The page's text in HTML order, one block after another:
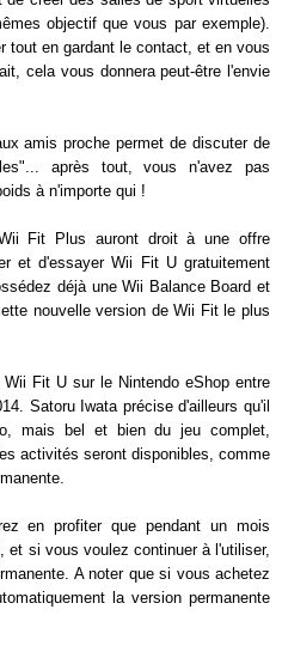
objectif que vous par exemple).
tout en gardant le contact, et en vous
cela vous donnera peut-être l'envie
amis proche permet de discuter de
après tout, vous n'avez pas
à n'importe qui !
Fit Plus auront droit à une offre
et d'essayer Wii Fit U gratuitement
déjà une Wii Balance Board et
nouvelle version de Wii Fit le plus
Fit U sur le Nintendo eShop entre
Satoru Iwata précise d'ailleurs qu'il
mais bel et bien du jeu complet,
activités seront disponibles, comme
en profiter que pendant un mois
et si vous voulez continuer à l'utiliser,
A noter que si vous achetez
la version permanente